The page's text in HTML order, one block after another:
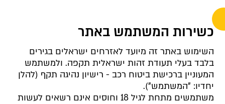
כשירות המשתמש באתר
השימוש באתר זה מיועד לאזרחים ישראלים בגירים
בלבד בעלי תעודת זהות ישראלית תקפה. ולמשתמש
המעוניין ברכישת ביטוח רכב - רישיון נהיגה תקף (להלן
יחדיו: "המשתמש").
משתמשים מתחת לגיל 18 וחוסים אינם רשאים לעשות